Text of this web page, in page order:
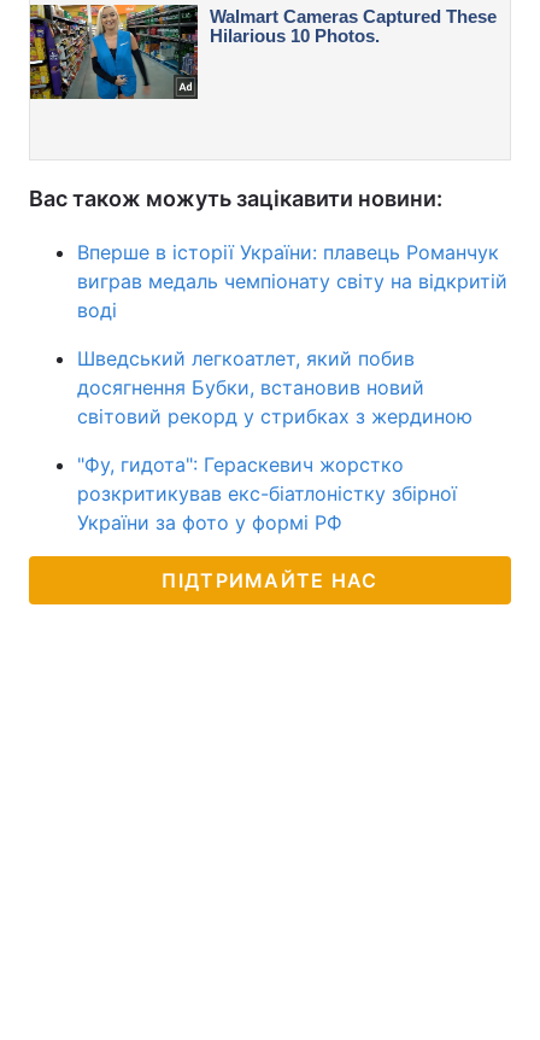
Вас також можуть зацікавити новини:
Вперше в історії України: плавець Романчук
виграв медаль чемпіонату світу на відкритій
воді
Шведський легкоатлет, який побив
досягнення Бубки, встановив новий
світовий рекорд у стрибках з жердиною
"Фу, гидота": Гераскевич жорстко
розкритикував екс-біатлоністку збірної
України за фото у формі РФ
ПІДТРИМАЙТЕ НАС